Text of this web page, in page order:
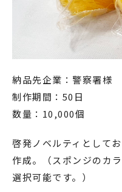
納品先企業：警察署様
制作期間：50日
数量：10,000個
啓発ノベルティとして
作成。（スポンジのカ
選択可能です。）